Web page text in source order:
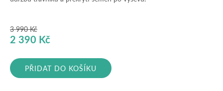
3 990Kč
Původní
byla:
3
2 390 Kč
je:
2
PŘIDAT DO KOŠÍKU